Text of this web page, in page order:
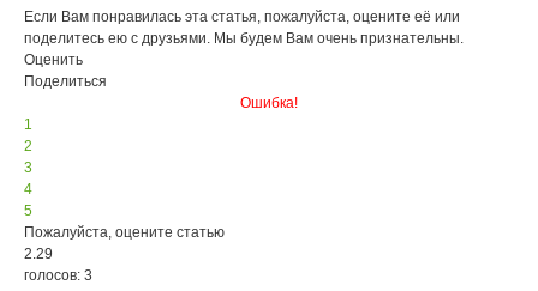
Если Вам понравилась эта статья, пожалуйста, оцените её или
поделитесь ею с друзьями. Мы будем Вам очень признательны.
Оценить
Поделиться
Ошибка!
1
2
3
4
5
Пожалуйста, оцените статью
2.29
голосов: 3